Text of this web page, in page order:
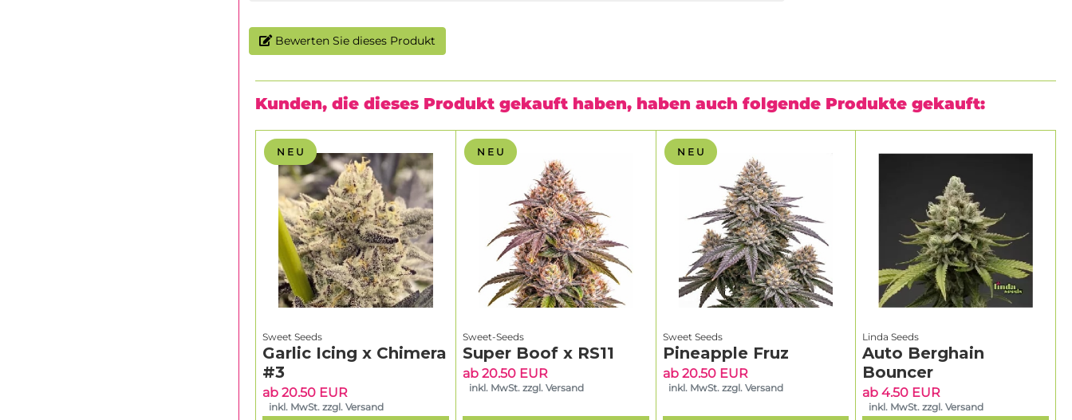
Bewerten Sie dieses Produkt
Kunden, die dieses Produkt gekauft haben, haben auch folgende Produkte gekauft:
N E U
Sweet Seeds
Garlic Icing x Chimera
#3
ab 20.50 EUR
inkl. MwSt. zzgl. Versand
N E U
Sweet-Seeds
Super Boof x RS11
ab 20.50 EUR
inkl. MwSt. zzgl. Versand
N E U
Sweet Seeds
Pineapple Fruz
ab 20.50 EUR
inkl. MwSt. zzgl. Versand
Linda Seeds
Auto Berghain
Bouncer
ab 4.50 EUR
inkl. MwSt. zzgl. Versand